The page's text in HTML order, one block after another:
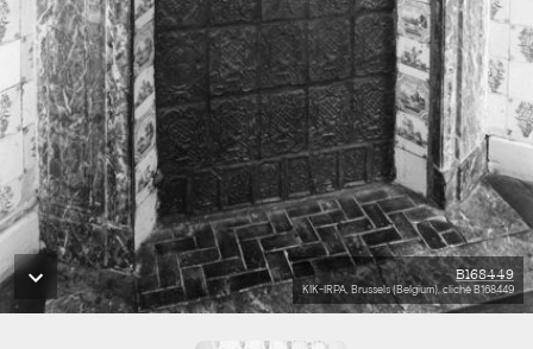
B168449
KIK-IRPA, Brussels (Belgium), cliché B168449